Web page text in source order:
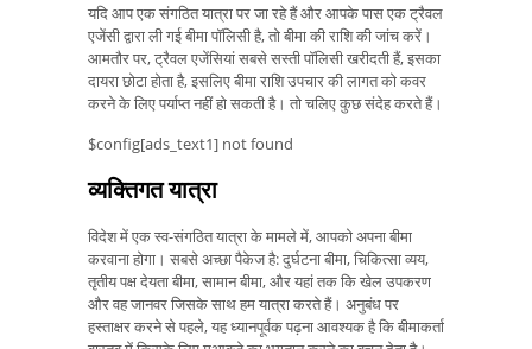
यदि आप एक संगठित यात्रा पर जा रहे हैं और आपके पास एक ट्रैवल
एजेंसी द्वारा ली गई बीमा पॉलिसी है, तो बीमा की राशि की जांच करें।
आमतौर पर, ट्रैवल एजेंसियां ​​सबसे सस्ती पॉलिसी खरीदती हैं, इसका
दायरा छोटा होता है, इसलिए बीमा राशि उपचार की लागत को कवर
करने के लिए पर्याप्त नहीं हो सकती है। तो चलिए कुछ संदेह करते हैं।
$config[ads_text1] not found
व्यक्तिगत यात्रा
विदेश में एक स्व-संगठित यात्रा के मामले में, आपको अपना बीमा
करवाना होगा। सबसे अच्छा पैकेज है: दुर्घटना बीमा, चिकित्सा व्यय,
तृतीय पक्ष देयता बीमा, सामान बीमा, और यहां तक ​​कि खेल उपकरण
और वह जानवर जिसके साथ हम यात्रा करते हैं। अनुबंध पर
हस्ताक्षर करने से पहले, यह ध्यानपूर्वक पढ़ना आवश्यक है कि बीमाकर्ता